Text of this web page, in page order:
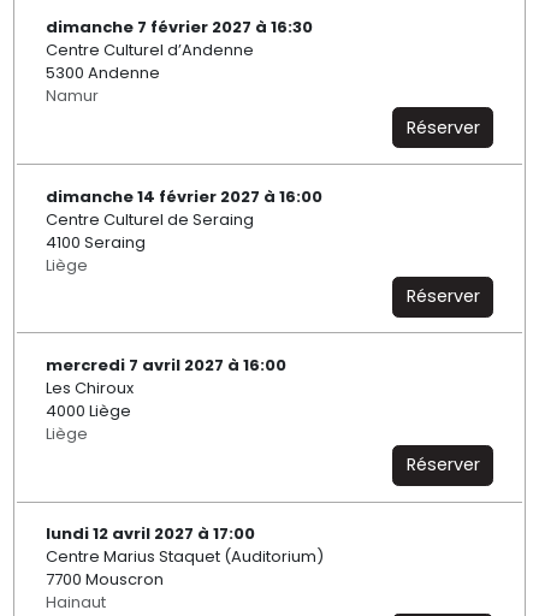
dimanche 7 février 2027 à 16:30
Centre Culturel d’Andenne
5300 Andenne
Namur
Réserver
dimanche 14 février 2027 à 16:00
Centre Culturel de Seraing
4100 Seraing
Liège
Réserver
mercredi 7 avril 2027 à 16:00
Les Chiroux
4000 Liège
Liège
Réserver
lundi 12 avril 2027 à 17:00
Centre Marius Staquet (Auditorium)
7700 Mouscron
Hainaut